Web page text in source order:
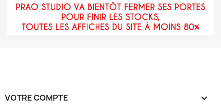
VOTRE COMPTE 